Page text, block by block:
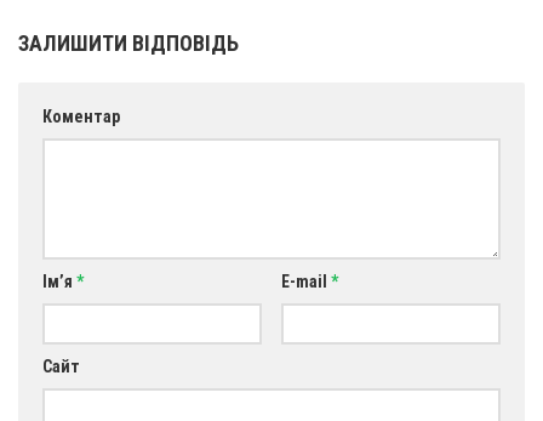
Спільноти
Сумщина
Трансляції
ЗАЛИШИТИ ВІДПОВІДЬ
Коментар
Ім’я * E-mail *
Сайт